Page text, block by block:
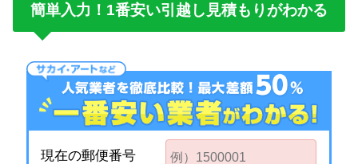
簡単入力！1番安い引越し見積もりがわかる